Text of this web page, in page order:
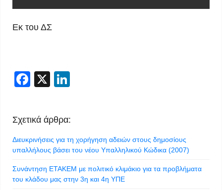
Εκ του ΔΣ
Facebook
X
Σχετικά άρθρα:
Διευκρινήσεις για τη χορήγηση αδειών στους δημοσίους
υπαλλήλους βάσει του νέου Υπαλληλικού Κώδικα (2007)
Συνάντηση ΕΤΑΚΕΜ με πολιτικό κλιμάκιο για τα προβλήματα
του κλάδου μας στην 3η και 4η ΥΠΕ